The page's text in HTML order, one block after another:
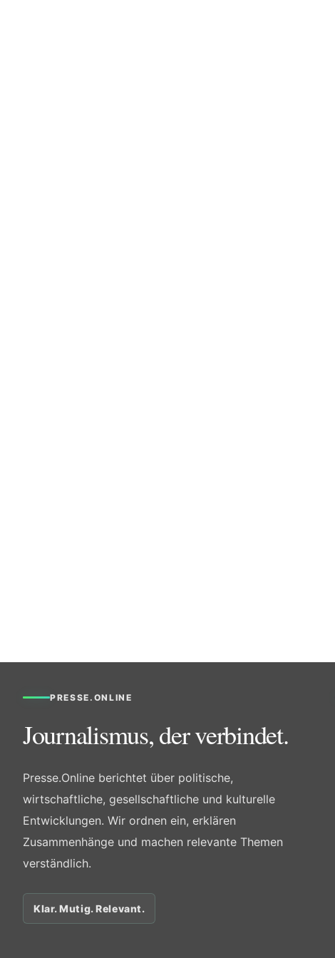
PRESSE.ONLINE
Journalismus, der verbindet.
Presse.Online berichtet über politische,
wirtschaftliche, gesellschaftliche und kulturelle
Entwicklungen. Wir ordnen ein, erklären
Zusammenhänge und machen relevante Themen
verständlich.
Klar. Mutig. Relevant.